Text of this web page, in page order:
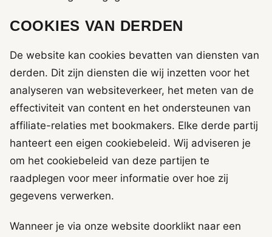
COOKIES VAN DERDEN
De website kan cookies bevatten van diensten van
derden. Dit zijn diensten die wij inzetten voor het
analyseren van websiteverkeer, het meten van de
effectiviteit van content en het ondersteunen van
affiliate-relaties met bookmakers. Elke derde partij
hanteert een eigen cookiebeleid. Wij adviseren je
om het cookiebeleid van deze partijen te
raadplegen voor meer informatie over hoe zij
gegevens verwerken.
Wanneer je via onze website doorklikt naar een